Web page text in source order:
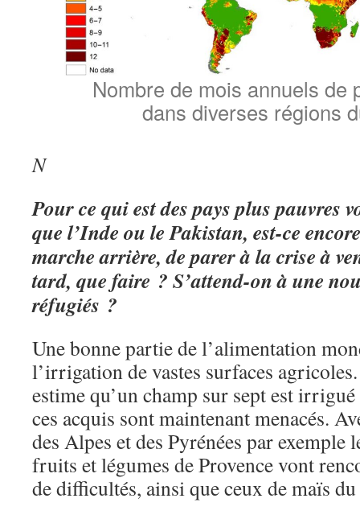
Nombre de mois annuels de
dans diverses régions
N
Pour ce qui est des pays plus pauvres
que l’Inde ou le Pakistan, est-ce
marche arrière, de parer à la crise à
tard, que faire ? S’attend-on à une
réfugiés ?
Une bonne partie de l’alimentation
l’irrigation de vastes surfaces
estime qu’un champ sur sept est
ces acquis sont maintenant menacés.
des Alpes et des Pyrénées par exemple
fruits et légumes de Provence vont
de difficultés, ainsi que ceux de maïs